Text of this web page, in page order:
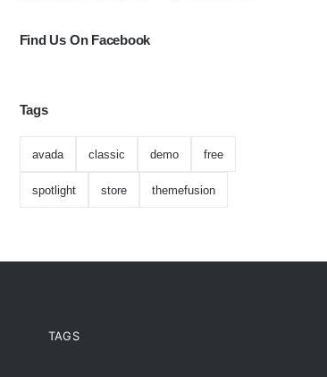
Find Us On Facebook
Tags
avada classic demo free
spotlight store themefusion
TAGS